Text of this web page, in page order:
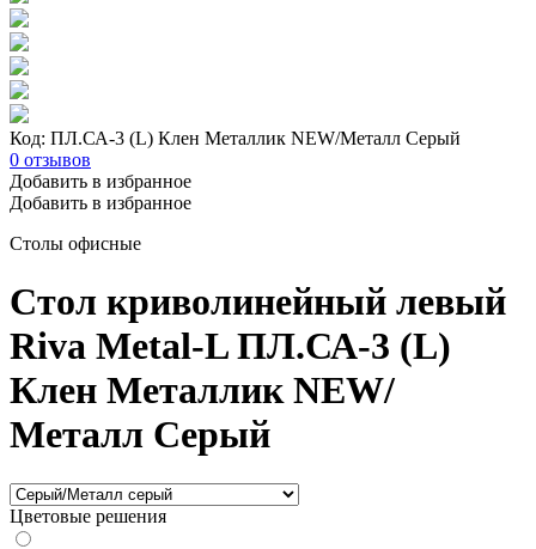
Код: ПЛ.СА-3 (L) Клен Металлик NEW/Металл Серый
0 отзывов
Добавить в избранное
Добавить в избранное
Столы офисные
Стол криволинейный левый
Riva Metal-L ПЛ.СА-3 (L)
Клен Металлик NEW/
Металл Серый
Цветовые решения